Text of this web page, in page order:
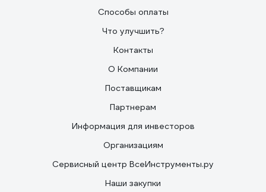
Способы оплаты
Что улучшить?
Контакты
О Компании
Поставщикам
Партнерам
Информация для инвесторов
Организациям
Сервисный центр ВсеИнструменты.ру
Наши закупки